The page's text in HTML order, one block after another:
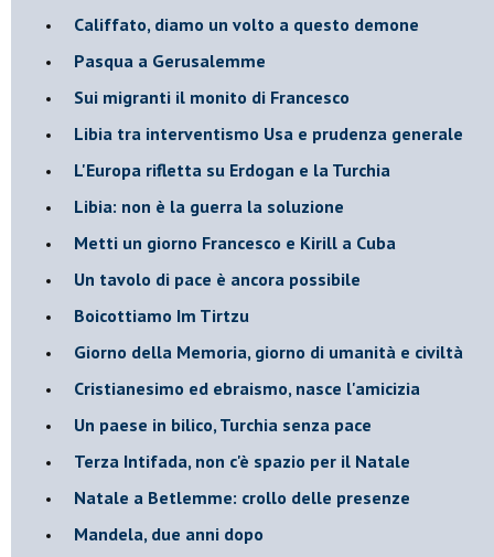
Califfato, diamo un volto a questo demone
Pasqua a Gerusalemme
Sui migranti il monito di Francesco
Libia tra interventismo Usa e prudenza generale
L'Europa rifletta su Erdogan e la Turchia
Libia: non è la guerra la soluzione
Metti un giorno Francesco e Kirill a Cuba
Un tavolo di pace è ancora possibile
Boicottiamo Im Tirtzu
Giorno della Memoria, giorno di umanità e civiltà
Cristianesimo ed ebraismo, nasce l'amicizia
Un paese in bilico, Turchia senza pace
Terza Intifada, non c'è spazio per il Natale
Natale a Betlemme: crollo delle presenze
Mandela, due anni dopo